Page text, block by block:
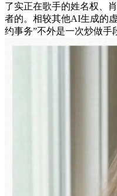
了实正在歌手的姓名权、
者的。相较其他AI生成的
约事务”不外是一次炒做手